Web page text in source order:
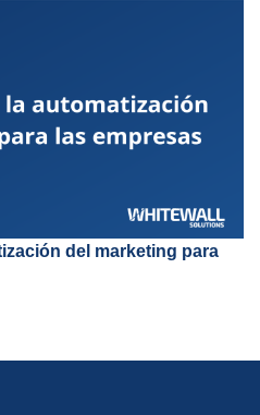
del marketing para